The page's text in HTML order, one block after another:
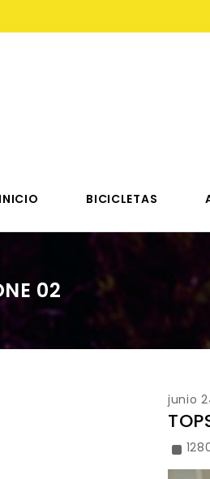
INICIO BICICLETAS
02
junio